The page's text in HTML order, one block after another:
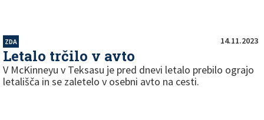
ZDA 14.11.2023
Letalo trčilo v avto
V McKinneyu v Teksasu je pred dnevi letalo prebilo ograjo
letališča in se zaletelo v osebni avto na cesti.